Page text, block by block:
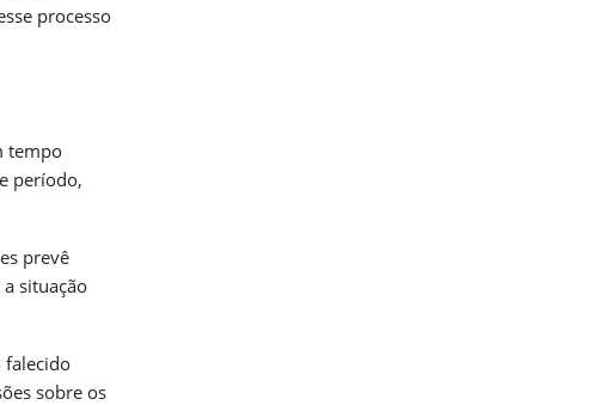
processo
tempo
período,
prevê
situação
falecido
sobre os